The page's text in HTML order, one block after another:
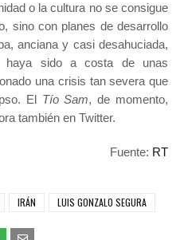
o la cultura no se consigue
sino con planes de desarrollo
anciana y casi desahuciada,
haya sido a costa de unas
una crisis tan severa que
El Tío Sam, de momento,
también en Twitter.
Fuente: RT
IRÁN LUIS GONZALO SEGURA